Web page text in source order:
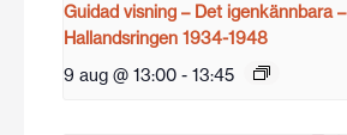
Guidad visning – Det igenkännbara –
Hallandsringen 1934-1948
9 aug @ 13:00 - 13:45